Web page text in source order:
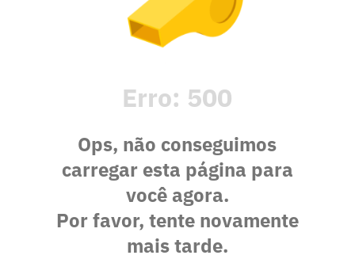
Erro: 500
Ops, não conseguimos
carregar esta página para
você agora.
Por favor, tente novamente
mais tarde.